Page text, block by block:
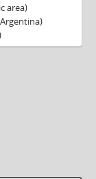
area)